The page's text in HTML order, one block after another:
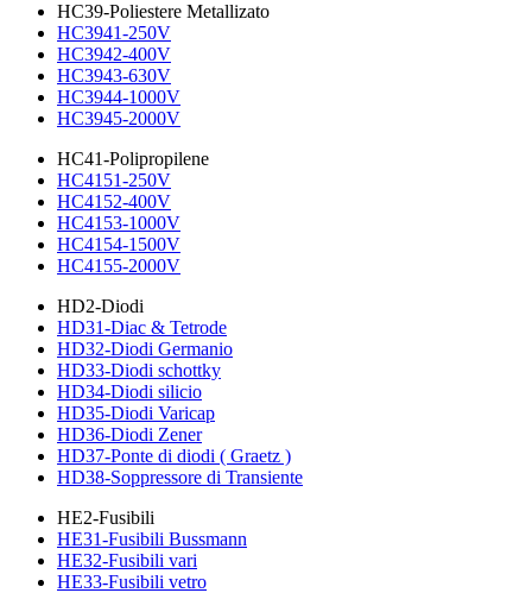
HC39-Poliestere Metallizato
HC3941-250V
HC3942-400V
HC3943-630V
HC3944-1000V
HC3945-2000V
HC41-Polipropilene
HC4151-250V
HC4152-400V
HC4153-1000V
HC4154-1500V
HC4155-2000V
HD2-Diodi
HD31-Diac & Tetrode
HD32-Diodi Germanio
HD33-Diodi schottky
HD34-Diodi silicio
HD35-Diodi Varicap
HD36-Diodi Zener
HD37-Ponte di diodi ( Graetz )
HD38-Soppressore di Transiente
HE2-Fusibili
HE31-Fusibili Bussmann
HE32-Fusibili vari
HE33-Fusibili vetro